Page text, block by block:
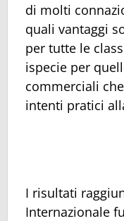
di molti
quali vantaggi
per tutte le
ispecie per
commerciali
intenti pratici
I risultati
Internazionale